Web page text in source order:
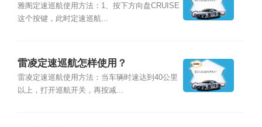
雅阁定速巡航使用方法：1、按下方向盘CRUISE
这个按键，此时定速巡航...
雷凌定速巡航怎样使用？
雷凌定速巡航使用方法：当车辆时速达到40公里
以上，打开巡航开关，再按减...